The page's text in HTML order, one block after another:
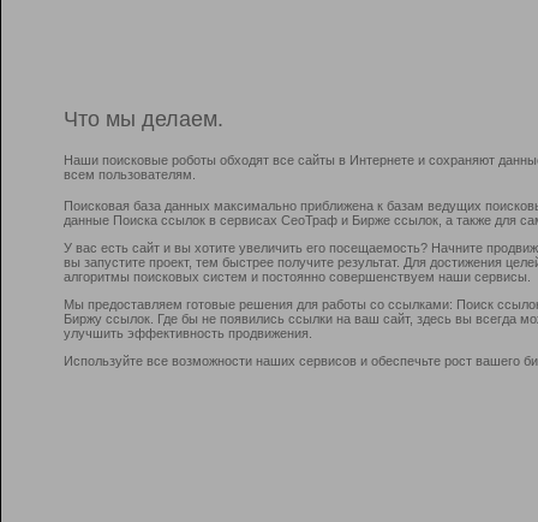
Что мы делаем.
Наши поисковые роботы обходят все сайты в Интернете и сохраняют
всем пользователям.
Поисковая база данных максимально приближена к базам ведущих
данные Поиска ссылок в сервисах СеоТраф и Бирже ссылок, а также для
У вас есть сайт и вы хотите увеличить его посещаемость? Начните
вы запустите проект, тем быстрее получите результат. Для достижения
алгоритмы поисковых систем и постоянно совершенствуем наши сервисы.
Мы предоставляем готовые решения для работы со ссылками: Поиск
Биржу ссылок. Где бы не появились ссылки на ваш сайт, здесь вы всегда
улучшить эффективность продвижения.
Используйте все возможности наших сервисов и обеспечьте рост вашего